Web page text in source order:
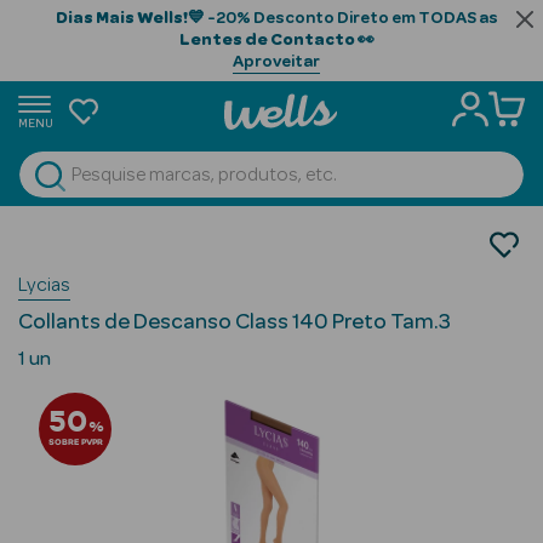
Dias Mais Wells!💙 -20% Desconto Direto em TODAS as
Lentes de Contacto👀
Aproveitar
MENU
Ver Tudo
Beauty Season
Cabelo
Beauty Season
Cosmética
Collants
Lycias
Collants de Descanso Class 140 Preto Tam.3
1 un
50%
SOBRE PVPR